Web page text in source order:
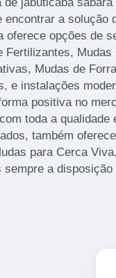
encontrar a solução
oferece opções de
Fertilizantes,
Mudas de
e instalações
positiva no
toda a qualidade
também
para Cerca
a disposição